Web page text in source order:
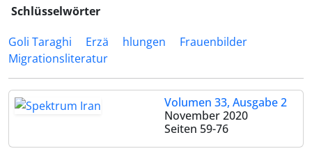
Schlüsselwörter
Goli Taraghi
Erzä hlungen
Frauenbilder
Migrationsliteratur
Volumen 33, Ausgabe 2
November 2020
Seiten 59-76